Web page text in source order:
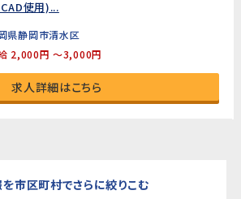
使用)...
県静岡市清水区
2,000円 ～3,000円
求人詳細はこちら
市区町村でさらに絞りこむ